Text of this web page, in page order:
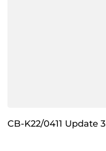
CB-K22/0411 Update 3